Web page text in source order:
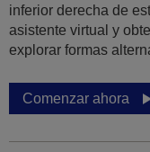
inferior derecha de
asistente virtual y
explorar formas
Comenzar ahora